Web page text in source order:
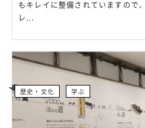
もキレイに整備されていますので
レ...
歴史・文化 学ぶ